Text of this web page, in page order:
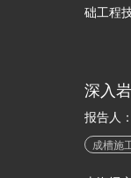
础工程
报告人
成槽施